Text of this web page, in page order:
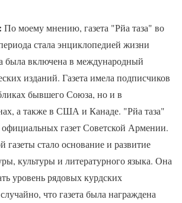
По моему мнению, газета "Рйа таза" во
стала энциклопедией жизни
включена в международный
изданий. Газета имела подписчиков
бывшего Союза, но и в
а также в США и Канаде. "Рйа таза"
газет Советской Армении.
газеты стало основание и развитие
культуры и литературного языка. Она
уровень рядовых курдских
что газета была награждена